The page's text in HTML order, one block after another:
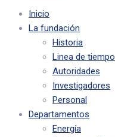
Inicio
La fundación
Historia
Linea de tiempo
Autoridades
Investigadores
Personal
Departamentos
Energía